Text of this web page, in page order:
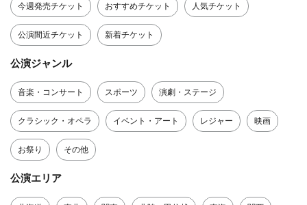
今週発売チケット おすすめチケット 人気チケット
公演間近チケット 新着チケット
公演ジャンル
音楽・コンサート スポーツ 演劇・ステージ
クラシック・オペラ イベント・アート レジャー 映画
お祭り その他
公演エリア